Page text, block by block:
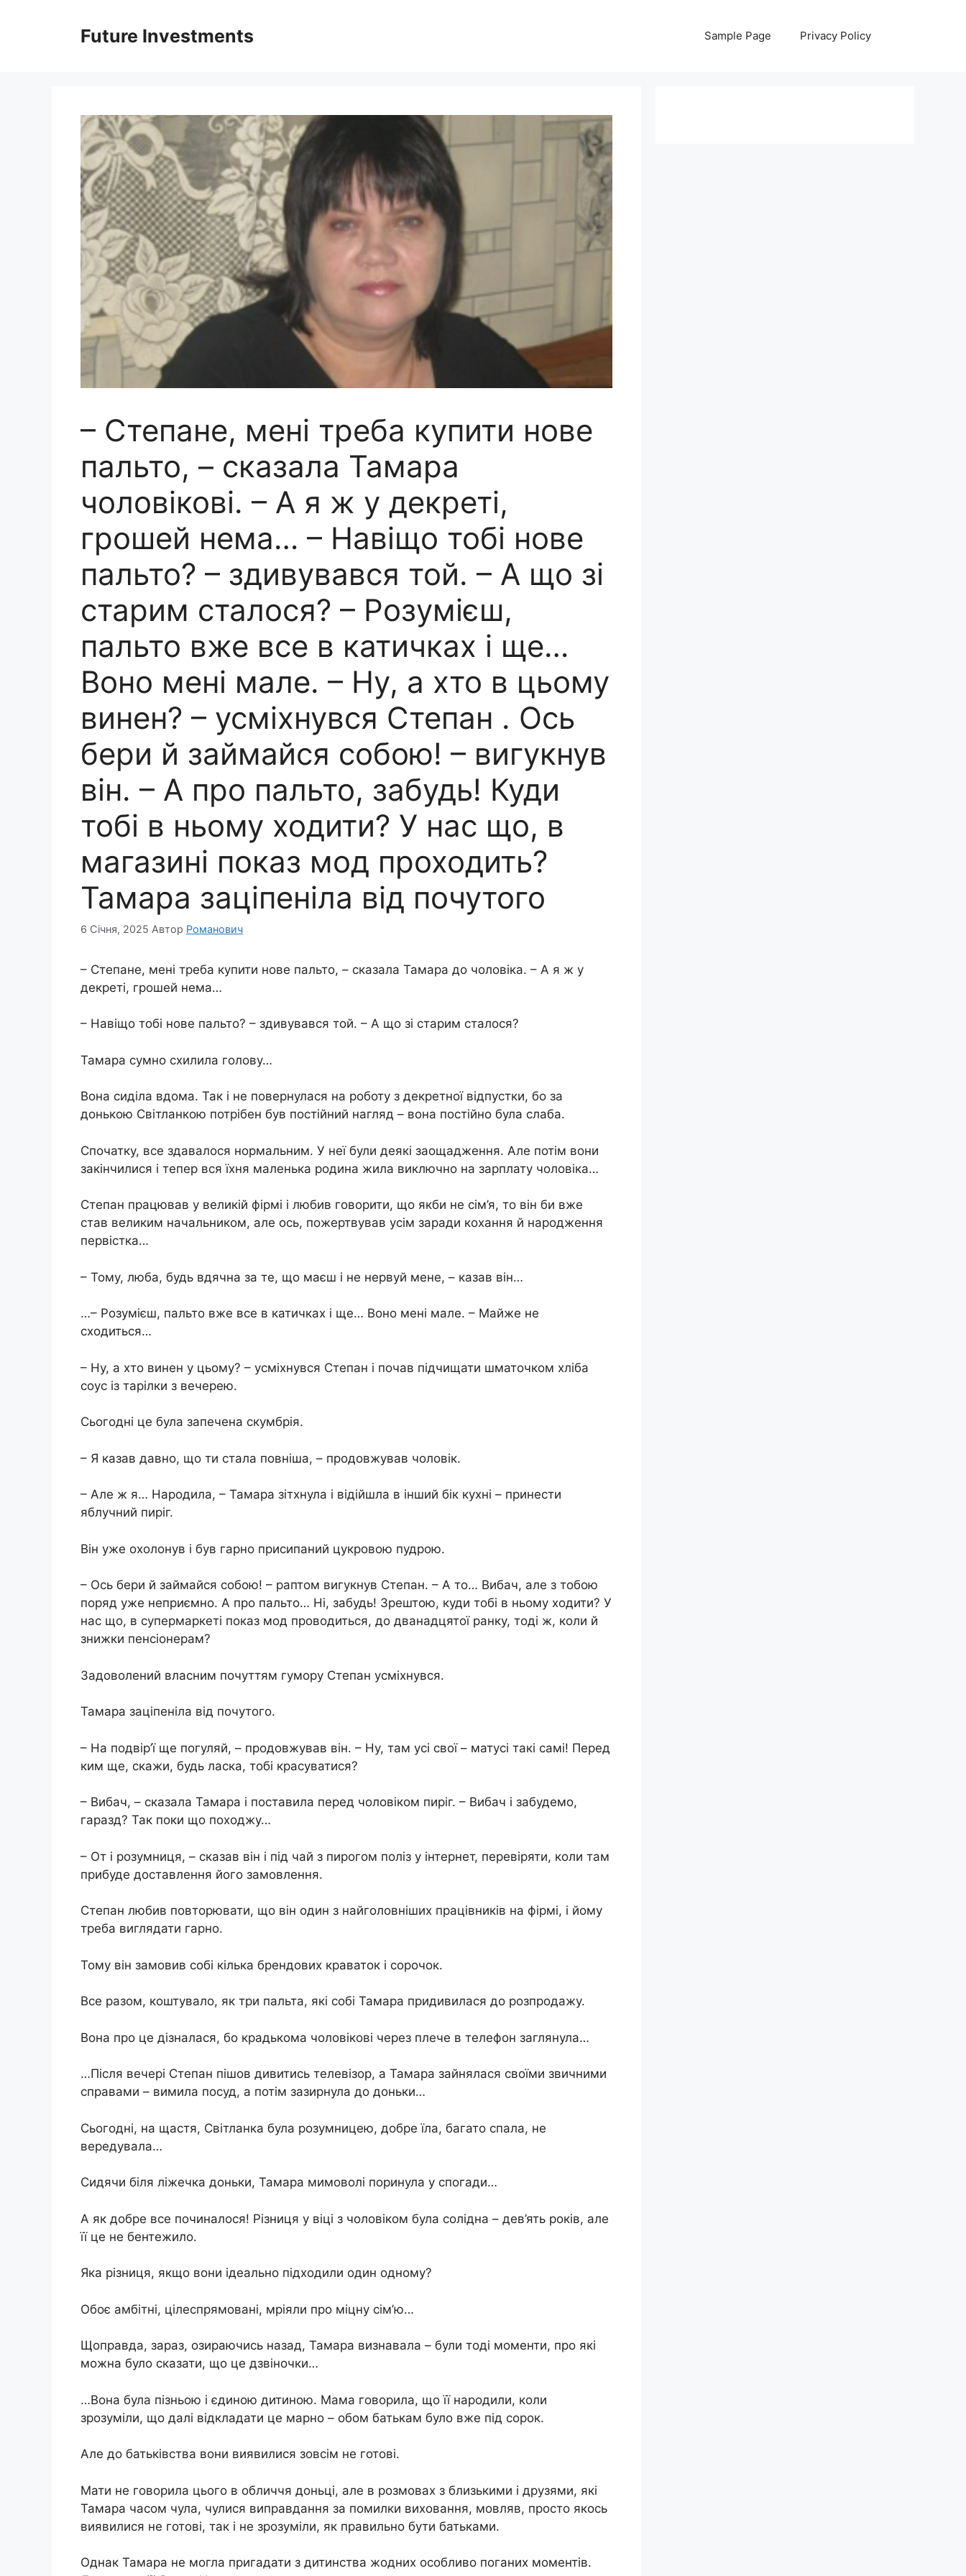
Future Investments Sample Page Privacy Policy
– Степане, мені треба купити нове
пальто, – сказала Тамара
чоловікові. – А я ж у декреті,
грошей нема… – Навіщо тобі нове
пальто? – здивувався той. – А що зі
старим сталося? – Розумієш,
пальто вже все в катичках і ще…
Воно мені мале. – Ну, а хто в цьому
винен? – усміхнувся Степан . Ось
бери й займайся собою! – вигукнув
він. – А про пальто, забудь! Куди
тобі в ньому ходити? У нас що, в
магазині показ мод проходить?
Тамара заціпеніла від почутого
6 Січня, 2025 Автор Романович
– Степане, мені треба купити нове пальто, – сказала Тамара до чоловіка. – А я ж у
декреті, грошей нема…
– Навіщо тобі нове пальто? – здивувався той. – А що зі старим сталося?
Тамара сумно схилила голову…
Вона сиділа вдома. Так і не повернулася на роботу з декретної відпустки, бо за
донькою Світланкою потрібен був постійний нагляд – вона постійно була слаба.
Спочатку, все здавалося нормальним. У неї були деякі заощадження. Але потім вони
закінчилися і тепер вся їхня маленька родина жила виключно на зарплату чоловіка…
Степан працював у великій фірмі і любив говорити, що якби не сім’я, то він би вже
став великим начальником, але ось, пожертвував усім заради кохання й народження
первістка…
– Тому, люба, будь вдячна за те, що маєш і не нервуй мене, – казав він…
…– Розумієш, пальто вже все в катичках і ще… Воно мені мале. – Майже не
сходиться…
– Ну, а хто винен у цьому? – усміхнувся Степан і почав підчищати шматочком хліба
соус із тарілки з вечерею.
Сьогодні це була запечена скумбрія.
– Я казав давно, що ти стала повніша, – продовжував чоловік.
– Але ж я… Народила, – Тамара зітхнула і відійшла в інший бік кухні – принести
яблучний пиріг.
Він уже охолонув і був гарно присипаний цукровою пудрою.
– Ось бери й займайся собою! – раптом вигукнув Степан. – А то… Вибач, але з тобою
поряд уже неприємно. А про пальто… Ні, забудь! Зрештою, куди тобі в ньому ходити? У
нас що, в супермаркеті показ мод проводиться, до дванадцятої ранку, тоді ж, коли й
знижки пенсіонерам?
Задоволений власним почуттям гумору Степан усміхнувся.
Тамара заціпеніла від почутого.
– На подвір’ї ще погуляй, – продовжував він. – Ну, там усі свої – матусі такі самі! Перед
ким ще, скажи, будь ласка, тобі красуватися?
– Вибач, – сказала Тамара і поставила перед чоловіком пиріг. – Вибач і забудемо,
гаразд? Так поки що походжу…
– От і розумниця, – сказав він і під чай з пирогом поліз у інтернет, перевіряти, коли там
прибуде доставлення його замовлення.
Степан любив повторювати, що він один з найголовніших працівників на фірмі, і йому
треба виглядати гарно.
Тому він замовив собі кілька брендових краваток і сорочок.
Все разом, коштувало, як три пальта, які собі Тамара придивилася до розпродажу.
Вона про це дізналася, бо крадькома чоловікові через плече в телефон заглянула…
…Після вечері Степан пішов дивитись телевізор, а Тамара зайнялася своїми звичними
справами – вимила посуд, а потім зазирнула до доньки…
Сьогодні, на щастя, Світланка була розумницею, добре їла, багато спала, не
вередувала…
Сидячи біля ліжечка доньки, Тамара мимоволі поринула у спогади…
А як добре все починалося! Різниця у віці з чоловіком була солідна – дев’ять років, але
її це не бентежило.
Яка різниця, якщо вони ідеально підходили один одному?
Обоє амбітні, цілеспрямовані, мріяли про міцну сім’ю…
Щоправда, зараз, озираючись назад, Тамара визнавала – були тоді моменти, про які
можна було сказати, що це дзвіночки…
…Вона була пізньою і єдиною дитиною. Мама говорила, що її народили, коли
зрозуміли, що далі відкладати це марно – обом батькам було вже під сорок.
Але до батьківства вони виявилися зовсім не готові.
Мати не говорила цього в обличчя доньці, але в розмовах з близькими і друзями, які
Тамара часом чула, чулися виправдання за помилки виховання, мовляв, просто якось
виявилися не готові, так і не зрозуміли, як правильно бути батьками.
Однак Тамара не могла пригадати з дитинства жодних особливо поганих моментів.